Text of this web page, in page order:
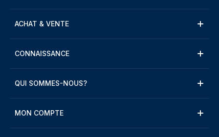
ACHAT & VENTE
CONNAISSANCE
QUI SOMMES-NOUS?
MON COMPTE